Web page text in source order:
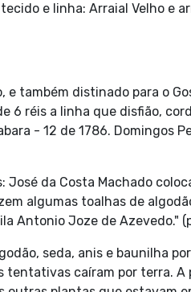
e linha: Arraial Velho e
e também distinado para o
6 réis a linha que disfião,
- 12 de 1786. Domingos
da Costa Machado
algumas toalhas de
Antonio Joze de Azevedo."
seda, anis e baunilha
tentativas caíram por terra. A